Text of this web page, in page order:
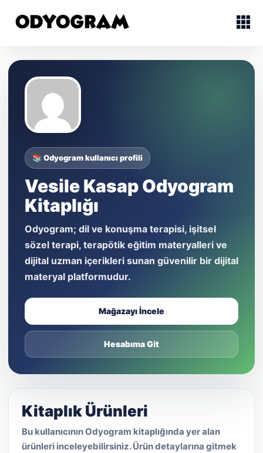
📚 Odyogram kullanıcı profili
Vesile Kasap Odyogram
Kitaplığı
Odyogram; dil ve konuşma terapisi, işitsel
sözel terapi, terapötik eğitim materyalleri ve
dijital uzman içerikleri sunan güvenilir bir dijital
materyal platformudur.
Mağazayı İncele
Hesabıma Git
Kitaplık Ürünleri
Bu kullanıcının Odyogram kitaplığında yer alan
ürünleri inceleyebilirsiniz. Ürün detaylarına gitmek